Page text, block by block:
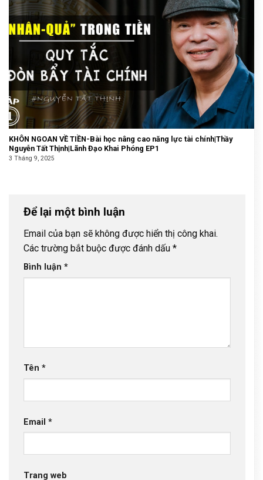
KHÔN NGOAN VỀ TIỀN-Bài học nâng cao năng lực tài chính|Thầy
Nguyễn Tất Thịnh|Lãnh Đạo Khai Phóng EP1
3 Tháng 9, 2025
Để lại một bình luận
Email của bạn sẽ không được hiển thị công khai.
Các trường bắt buộc được đánh dấu *
Bình luận *
Tên *
Email *
Trang web